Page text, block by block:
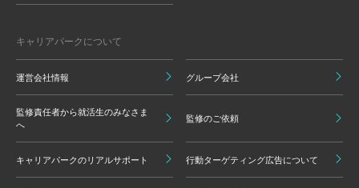
キャリアパークについて
運営会社情報 グループ会社
監修責任者から就活生のみなさま
へ
監修のご依頼
キャリアパークのリアルサポート 行動ターゲティング広告について